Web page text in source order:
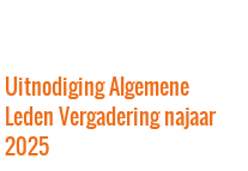
Uitnodiging Algemene
Leden Vergadering najaar
2025